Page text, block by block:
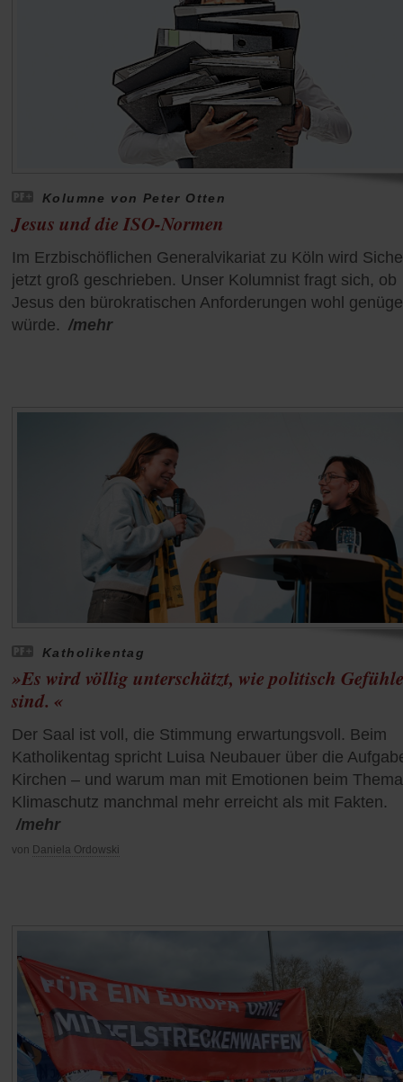
Kolumne von Peter Otten
Jesus und die ISO-Normen
Im Erzbischöflichen Generalvikariat zu Köln wird
jetzt groß geschrieben. Unser Kolumnist fragt sich, ob
Jesus den bürokratischen Anforderungen wohl
würde. /mehr
Katholikentag
»Es wird völlig unterschätzt, wie politisch Gefühle
sind. «
Der Saal ist voll, die Stimmung erwartungsvoll. Beim
Katholikentag spricht Luisa Neubauer über die
Kirchen – und warum man mit Emotionen beim Thema
Klimaschutz manchmal mehr erreicht als mit Fakten.
/mehr
von Daniela Ordowski